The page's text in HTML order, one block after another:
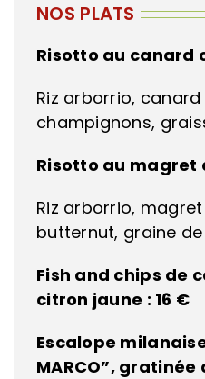
NOS PLATS
Risotto au canard
Riz arborrio,
champignons,
Risotto au magret
Riz arborrio,
butternut, graine
Fish and chips de
citron jaune : 16 €
Escalope
MARCO”,